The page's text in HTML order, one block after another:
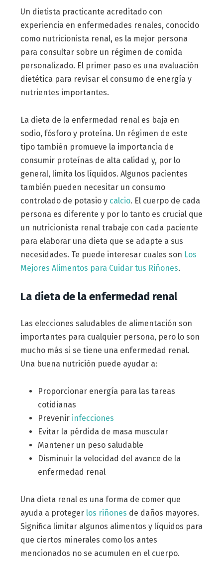
Un dietista practicante acreditado con
experiencia en enfermedades renales, conocido
como nutricionista renal, es la mejor persona
para consultar sobre un régimen de comida
personalizado. El primer paso es una evaluación
dietética para revisar el consumo de energía y
nutrientes importantes.
La dieta de la enfermedad renal es baja en
sodio, fósforo y proteína. Un régimen de este
tipo también promueve la importancia de
consumir proteínas de alta calidad y, por lo
general, limita los líquidos. Algunos pacientes
también pueden necesitar un consumo
controlado de potasio y calcio. El cuerpo de cada
persona es diferente y por lo tanto es crucial que
un nutricionista renal trabaje con cada paciente
para elaborar una dieta que se adapte a sus
necesidades. Te puede interesar cuales son Los
Mejores Alimentos para Cuidar tus Riñones.
La dieta de la enfermedad renal
Las elecciones saludables de alimentación son
importantes para cualquier persona, pero lo son
mucho más si se tiene una enfermedad renal.
Una buena nutrición puede ayudar a:
Proporcionar energía para las tareas
cotidianas
Prevenir infecciones
Evitar la pérdida de masa muscular
Mantener un peso saludable
Disminuir la velocidad del avance de la
enfermedad renal
Una dieta renal es una forma de comer que
ayuda a protegerlos riñones de daños mayores.
Significa limitar algunos alimentos y líquidos para
que ciertos minerales como los antes
mencionados no se acumulen en el cuerpo.